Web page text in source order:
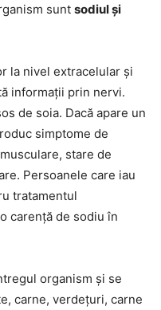
sunt sodiul și
la nivel extracelular și
informații prin nervi.
de soia. Dacă apare un
simptome de
stare de
Persoanele care iau
tratamentul
carență de sodiu în
organism și se
carne, verdețuri, carne